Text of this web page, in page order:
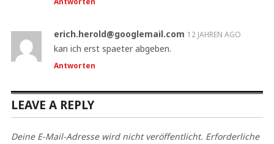
erich.herold@googlemail.com 12 JAHREN AGO
kan ich erst spaeter abgeben.
Antworten
LEAVE A REPLY
Deine E-Mail-Adresse wird nicht veröffentlicht. Erforderliche